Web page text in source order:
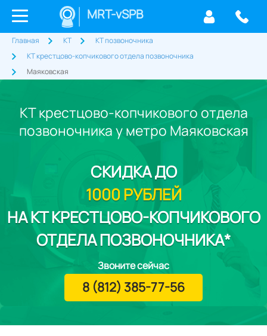
MRT-vSPB
Главная КТ
КТ позвоночника
КТ крестцово-копчикового отдела позвоночника
Маяковская
КТ крестцово-копчикового отдела
позвоночника у метро Маяковская
СКИДКАДО
1000 РУБЛЕЙ
НА КТ КРЕСТЦОВО-КОПЧИКОВОГО
ОТДЕЛА ПОЗВОНОЧНИКА*
Звоните сейчас
8 (812) 385-77-56